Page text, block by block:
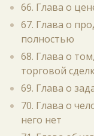
66. Глава о
67. Глава о
полностью
68. Глава о
торговой
69. Глава о
70. Глава о
него нет